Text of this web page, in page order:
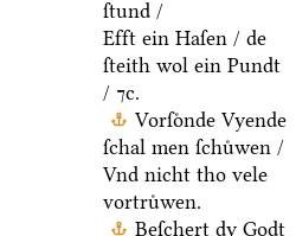
ſtund /
Efft ein Haſen / de
ſteith wol ein Pundt
/ ⁊c.
Vorſoͤnde Vyende
ſchal men ſchuͤwen /
Vnd nicht tho vele
vortruͤwen.
Beſchert dy Godt